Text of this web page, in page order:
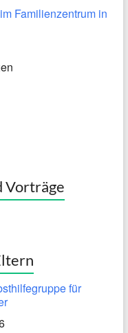
Familienzentrum in
Vorträge
für